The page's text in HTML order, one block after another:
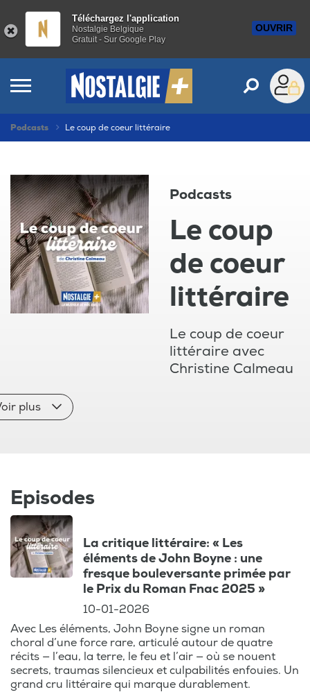
Téléchargez l'application
Nostalgie Belgique
Gratuit - Sur Google Play
OUVRIR
Podcasts Le coup de coeur littéraire
Podcasts
Le coup
de coeur
littéraire
Le coup de coeur
littéraire avec
Christine Calmeau
plus
Episodes
La critique littéraire: « Les
éléments de John Boyne : une
fresque bouleversante primée par
le Prix du Roman Fnac 2025 »
10-01-2026
Avec Les éléments, John Boyne signe un roman
choral d’une force rare, articulé autour de quatre
récits — l’eau, la terre, le feu et l’air — où se nouent
secrets, traumas silencieux et culpabilités enfouies. Un
grand cru littéraire qui marque durablement.